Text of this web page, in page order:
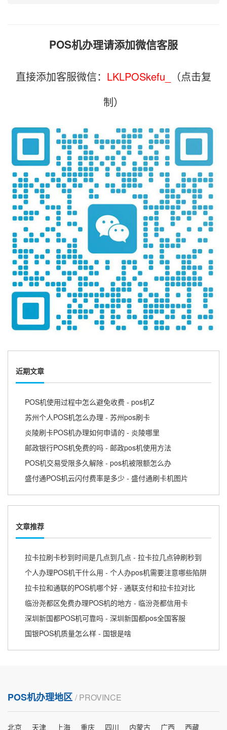
POS机办理请添加微信客服
直接添加客服微信： LKLPOSkefu_
（点击复
制）
近期文章
POS机使用过程中怎么避免收费 - pos机Z
苏州个人POS机怎么办理 - 苏州pos刷卡
炎陵刷卡POS机办理如何申请的 - 炎陵哪里
邮政银行POS机免费的吗 - 邮政pos机使用方法
POS机交易受限多久解除 - pos机被限额怎么办
盛付通POS机云闪付费率是多少 - 盛付通刷卡机图片
文章推荐
拉卡拉刷卡秒到时间是几点到几点 - 拉卡拉几点钟刷秒到
个人办理POS机干什么用 - 个人办pos机需要注意哪些陷阱
拉卡拉和通联的POS机哪个好 - 通联支付和拉卡拉对比
临汾尧都区免费办理POS机的地方 - 临汾尧都信用卡
深圳新国都POS机可靠吗 - 深圳新国都pos全国客服
国银POS机质量怎么样 - 国银是啥
POS机办理地区 / PROVINCE
北京 天津 上海 重庆 四川 内蒙古 广西 西藏